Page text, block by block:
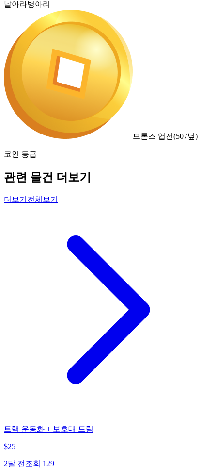
날아라병아리
브론즈 엽전(507닢)
코인 등급
관련 물건 더보기
더보기 전체보기
트랙 운동화 + 보호대 드림
$25
2달 전 조회 129